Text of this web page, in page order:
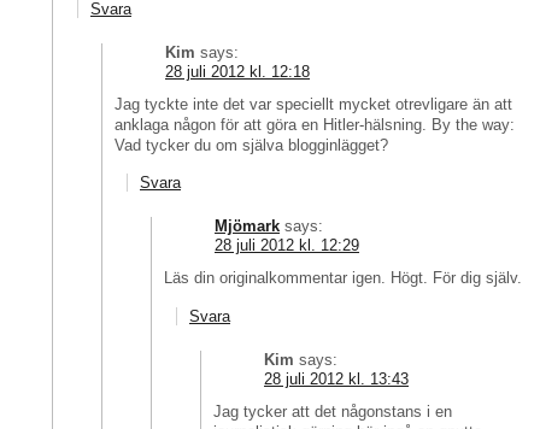
Svara
Kim says:
28 juli 2012 kl. 12:18
Jag tyckte inte det var speciellt mycket otrevligare än att
anklaga någon för att göra en Hitler-hälsning. By the way:
Vad tycker du om själva blogginlägget?
Svara
Mjömark says:
28 juli 2012 kl. 12:29
Läs din originalkommentar igen. Högt. För dig själv.
Svara
Kim says:
28 juli 2012 kl. 13:43
Jag tycker att det någonstans i en